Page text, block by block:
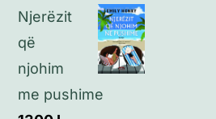
Njerëzit
që
njohim
me pushime